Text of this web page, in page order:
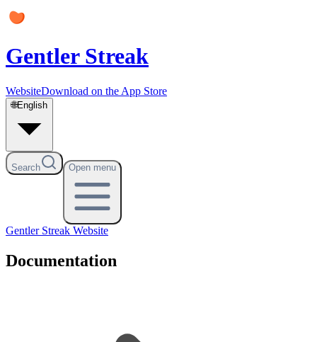
Gentler Streak
WebsiteDownload on the App Store
🌐English
Search Open menu
Gentler Streak Website
Documentation